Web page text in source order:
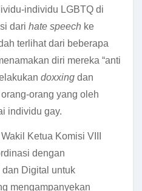
individu LGBTQ di
dari hate speech ke
terlihat dari beberapa
diri mereka “anti
doxxing dan
orang yang oleh
individu gay.
Ketua Komisi VIII
dengan
Digital untuk
mengampanyekan